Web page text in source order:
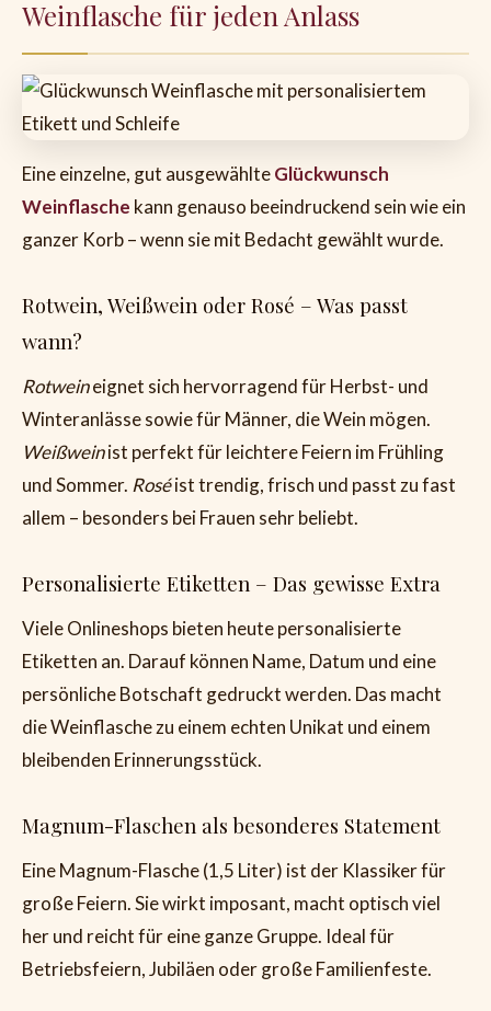
Weinflasche für jeden Anlass
Eine einzelne, gut ausgewählteGlückwunsch
Weinflasche kann genauso beeindruckend sein wie ein
ganzer Korb – wenn sie mit Bedacht gewählt wurde.
Rotwein, Weißwein oder Rosé – Was passt
wann?
Rotweineignet sich hervorragend für Herbst- und
Winteranlässe sowie für Männer, die Wein mögen.
Weißweinist perfekt für leichtere Feiern im Frühling
und Sommer. Roséist trendig, frisch und passt zu fast
allem – besonders bei Frauen sehr beliebt.
Personalisierte Etiketten – Das gewisse Extra
Viele Onlineshops bieten heute personalisierte
Etiketten an. Darauf können Name, Datum und eine
persönliche Botschaft gedruckt werden. Das macht
die Weinflasche zu einem echten Unikat und einem
bleibenden Erinnerungsstück.
Magnum-Flaschen als besonderes Statement
Eine Magnum-Flasche (1,5 Liter) ist der Klassiker für
große Feiern. Sie wirkt imposant, macht optisch viel
her und reicht für eine ganze Gruppe. Ideal für
Betriebsfeiern, Jubiläen oder große Familienfeste.